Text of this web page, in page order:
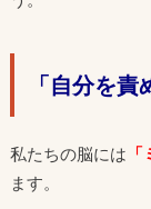
「自分を
私たちの脳には
ます。